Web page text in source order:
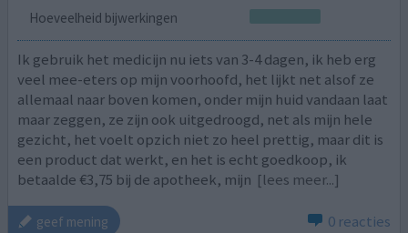
Hoeveelheid bijwerkingen
Ik gebruik het medicijn nu iets van 3-4 dagen, ik heb erg
veel mee-eters op mijn voorhoofd, het lijkt net alsof ze
allemaal naar boven komen, onder mijn huid vandaan laat
maar zeggen, ze zijn ook uitgedroogd, net als mijn hele
gezicht, het voelt opzich niet zo heel prettig, maar dit is
een product dat werkt, en het is echt goedkoop, ik
betaalde €3,75 bij de apotheek, mijn [lees meer...]
geef mening 0 reacties